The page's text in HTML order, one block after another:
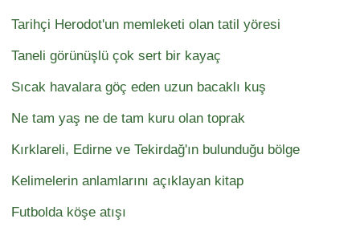
Tarihçi Herodot'un memleketi olan tatil yöresi
Taneli görünüşlü çok sert bir kayaç
Sıcak havalara göç eden uzun bacaklı kuş
Ne tam yaş ne de tam kuru olan toprak
Kırklareli, Edirne ve Tekirdağ'ın bulunduğu bölge
Kelimelerin anlamlarını açıklayan kitap
Futbolda köşe atışı